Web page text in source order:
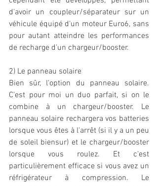
d'avoir un coupleur/séparateur sur un
véhicule équipé d'un moteur Euro6, sans
pour autant atteindre les performances
de recharge d'un chargeur/booster.
2) Le panneau solaire
Bien sûr, l'option du panneau solaire.
C'est pour moi un duo parfait, si on le
combine à un chargeur/booster. Le
panneau solaire rechargera vos batteries
lorsque vous êtes à l'arrêt (si il y a un peu
de soleil biensur) et le chargeur/booster
lorsque vous roulez. Et c'est
particulièrement efficace si vous avez un
réfrigérateur à compression. Le